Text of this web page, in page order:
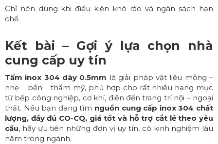
Chỉ nên dùng khi điều kiện khô ráo và ngân sách hạn
chế.
Kết bài – Gợi ý lựa chọn nhà
cung cấp uy tín
Tấm inox 304 dày 0.5mm là giải pháp vật liệu mỏng –
nhẹ – bền – thẩm mỹ, phù hợp cho rất nhiều hạng mục
từ bếp công nghiệp, cơ khí, điện đến trang trí nội – ngoại
thất. Nếu bạn đang tìm nguồn cung cấp inox 304 chất
lượng, đầy đủ CO-CQ, giá tốt và hỗ trợ cắt lẻ theo yêu
cầu, hãy ưu tiên những đơn vị uy tín, có kinh nghiệm lâu
năm trong ngành.